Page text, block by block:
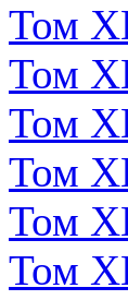
Том
Том
Том
Том
Том
Том